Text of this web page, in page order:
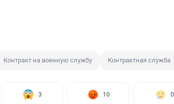
Контракт на военную службу Контрактная служба
3 10 0